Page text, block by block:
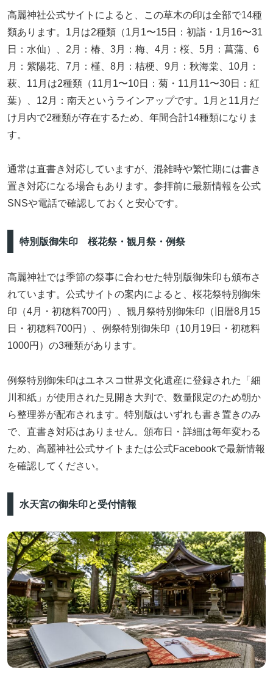
高麗神社公式サイトによると、この草木の印は全部で14種
類あります。1月は2種類（1月1〜15日：初詣・1月16〜31
日：水仙）、2月：椿、3月：梅、4月：桜、5月：菖蒲、6
月：紫陽花、7月：槿、8月：桔梗、9月：秋海棠、10月：
萩、11月は2種類（11月1〜10日：菊・11月11〜30日：紅
葉）、12月：南天というラインアップです。1月と11月だ
け月内で2種類が存在するため、年間合計14種類になりま
す。
通常は直書き対応していますが、混雑時や繁忙期には書き
置き対応になる場合もあります。参拝前に最新情報を公式
SNSや電話で確認しておくと安心です。
特別版御朱印 桜花祭・観月祭・例祭
高麗神社では季節の祭事に合わせた特別版御朱印も頒布さ
れています。公式サイトの案内によると、桜花祭特別御朱
印（4月・初穂料700円）、観月祭特別御朱印（旧暦8月15
日・初穂料700円）、例祭特別御朱印（10月19日・初穂料
1000円）の3種類があります。
例祭特別御朱印はユネスコ世界文化遺産に登録された「細
川和紙」が使用された見開き大判で、数量限定のため朝か
ら整理券が配布されます。特別版はいずれも書き置きのみ
で、直書き対応はありません。頒布日・詳細は毎年変わる
ため、高麗神社公式サイトまたは公式Facebookで最新情報
を確認してください。
水天宮の御朱印と受付情報